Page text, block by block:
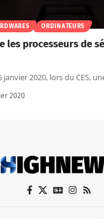
ORDINATEURS
les processeurs de
janvier 2020, lors du CES,
2020